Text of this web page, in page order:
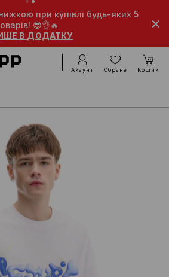
при купівлі будь-яких 5
😎👌🔥
В ДОДАТКУ
Акаунт Обране Кошик